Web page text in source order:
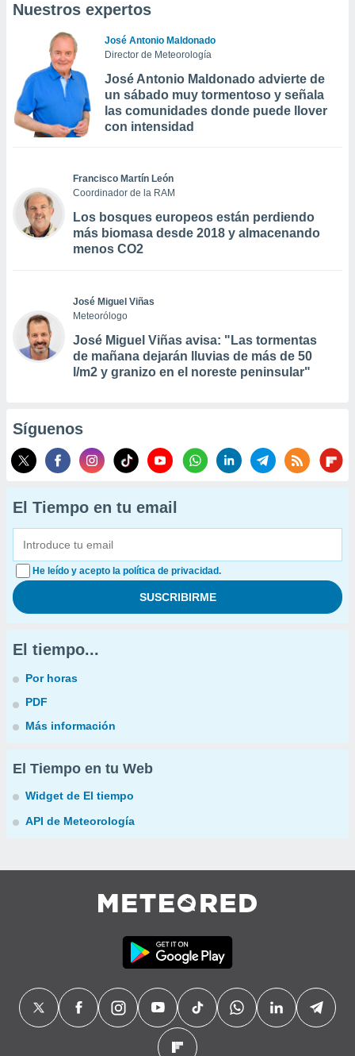
Nuestros expertos
José Antonio Maldonado
Director de Meteorología
José Antonio Maldonado advierte de
un sábado muy tormentoso y señala
las comunidades donde puede llover
con intensidad
Francisco Martín León
Coordinador de la RAM
Los bosques europeos están perdiendo
más biomasa desde 2018 y almacenando
menos CO2
José Miguel Viñas
Meteorólogo
José Miguel Viñas avisa: "Las tormentas
de mañana dejarán lluvias de más de 50
l/m2 y granizo en el noreste peninsular"
Síguenos
El Tiempo en tu email
He leído y acepto la política de privacidad.
El tiempo...
Por horas
PDF
Más información
El Tiempo en tu Web
Widget de El tiempo
API de Meteorología